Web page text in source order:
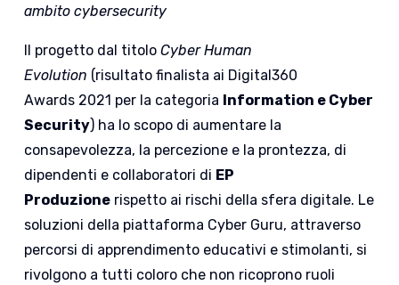
ambito cybersecurity
Il progetto dal titoloCyber Human
Evolution (risultato finalista ai Digital360
Awards 2021 per la categoria Information e Cyber
Security) ha lo scopo di aumentare la
consapevolezza, la percezione e la prontezza, di
dipendenti e collaboratori di EP
Produzione rispetto ai rischi della sfera digitale. Le
soluzioni della piattaforma Cyber Guru, attraverso
percorsi di apprendimento educativi e stimolanti, si
rivolgono a tutti coloro che non ricoprono ruoli